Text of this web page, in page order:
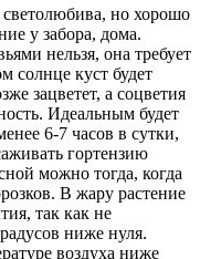
светолюбива, но хорошо
у забора, дома.
нельзя, она требует
солнце куст будет
зацветет, а соцветия
Идеальным будет
6-7 часов в сутки,
гортензию
можно тогда, когда
В жару растение
так как не
ниже нуля.
воздуха ниже